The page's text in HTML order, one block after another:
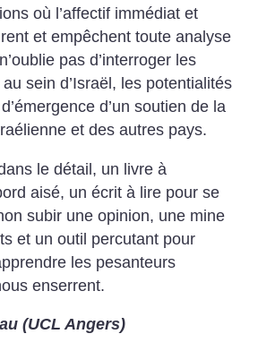
où l’affectif immédiat et
et empêchent toute analyse
pas d’interroger les
sein d’Israël, les potentialités
d’un soutien de la
et des ­autres pays.
le détail, un livre à
aisé, un écrit à lire pour se
subir une opinion, une mine
et un outil percutant pour
les pesanteurs
enserrent.
(UCL Angers)